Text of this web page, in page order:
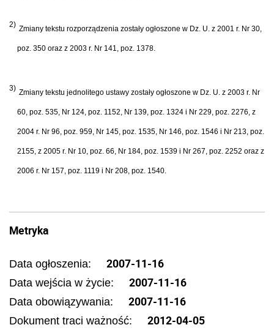
2) Zmiany tekstu rozporządzenia zostały ogłoszone w Dz. U. z 2001 r. Nr 30,
poz. 350 oraz z 2003 r. Nr 141, poz. 1378.
3) Zmiany tekstu jednolitego ustawy zostały ogłoszone w Dz. U. z 2003 r. Nr
60, poz. 535, Nr 124, poz. 1152, Nr 139, poz. 1324 i Nr 229, poz. 2276, z
2004 r. Nr 96, poz. 959, Nr 145, poz. 1535, Nr 146, poz. 1546 i Nr 213, poz.
2155, z 2005 r. Nr 10, poz. 66, Nr 184, poz. 1539 i Nr 267, poz. 2252 oraz z
2006 r. Nr 157, poz. 1119 i Nr 208, poz. 1540.
Metryka
Data ogłoszenia: 2007-11-16
Data wejścia w życie: 2007-11-16
Data obowiązywania: 2007-11-16
Dokument traci ważność: 2012-04-05